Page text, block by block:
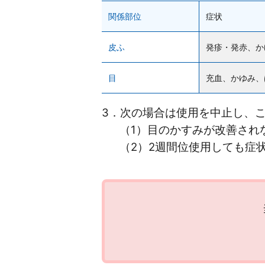
年末年始を除く)]
関係部位 症状
皮ふ 発疹・発赤、
目 充血、かゆみ
3．次の場合は使用を中止し、
（1）目のかすみが改善され
（2）2週間位使用しても症